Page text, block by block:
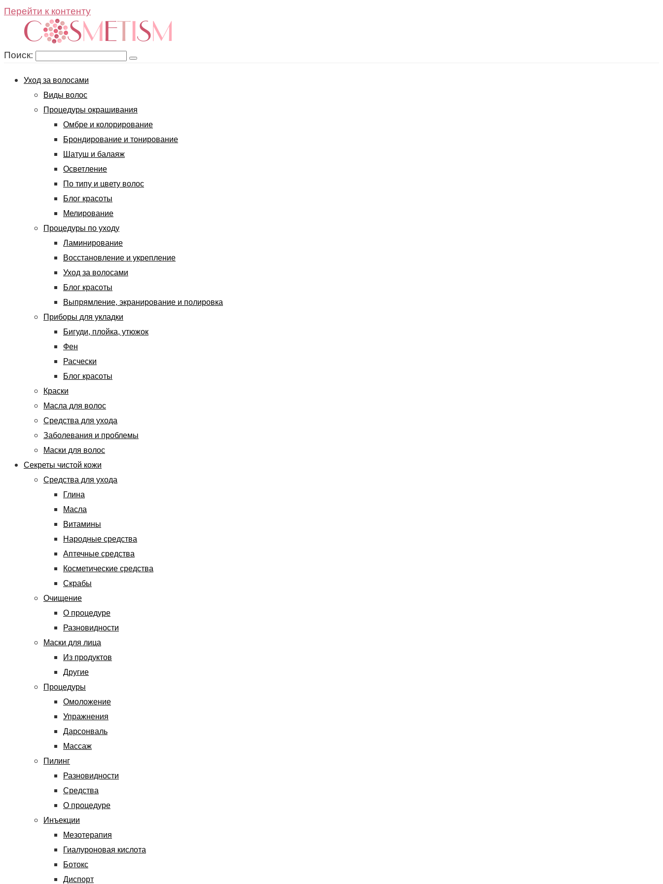
Перейти к контенту
Поиск:
Уход за волосами
Виды волос
Процедуры окрашивания
Омбре и колорирование
Брондирование и тонирование
Шатуш и балаяж
Осветление
По типу и цвету волос
Блог красоты
Мелирование
Процедуры по уходу
Ламинирование
Восстановление и укрепление
Уход за волосами
Блог красоты
Выпрямление, экранирование и полировка
Приборы для укладки
Бигуди, плойка, утюжок
Фен
Расчески
Блог красоты
Краски
Масла для волос
Средства для ухода
Заболевания и проблемы
Маски для волос
Секреты чистой кожи
Средства для ухода
Глина
Масла
Витамины
Народные средства
Аптечные средства
Косметические средства
Скрабы
Очищение
О процедуре
Разновидности
Маски для лица
Из продуктов
Другие
Процедуры
Омоложение
Упражнения
Дарсонваль
Массаж
Пилинг
Разновидности
Средства
О процедуре
Инъекции
Мезотерапия
Гиалуроновая кислота
Ботокс
Диспорт